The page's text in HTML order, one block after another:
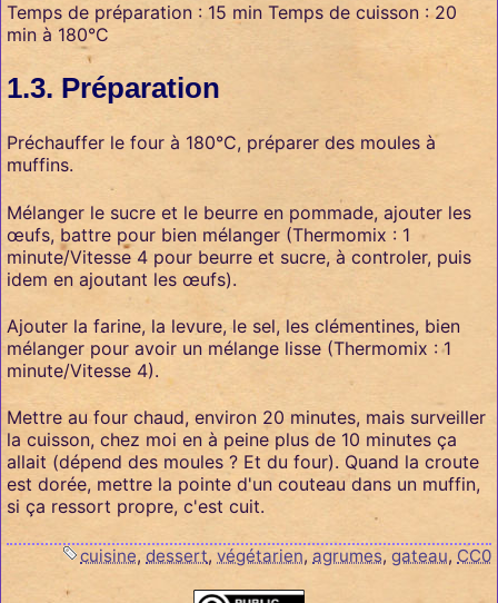
Temps de préparation : 15 min Temps de cuisson : 20
min à 180°C
Préparation
Préchauffer le four à 180°C, préparer des moules à
muffins.
Mélanger le sucre et le beurre en pommade, ajouter les
œufs, battre pour bien mélanger (Thermomix : 1
minute/Vitesse 4 pour beurre et sucre, à controler, puis
idem en ajoutant les œufs).
Ajouter la farine, la levure, le sel, les clémentines, bien
mélanger pour avoir un mélange lisse (Thermomix : 1
minute/Vitesse 4).
Mettre au four chaud, environ 20 minutes, mais surveiller
la cuisson, chez moi en à peine plus de 10 minutes ça
allait (dépend des moules ? Et du four). Quand la croute
est dorée, mettre la pointe d'un couteau dans un muffin,
si ça ressort propre, c'est cuit.
cuisine,dessert,végétarien,agrumes,gateau, CC0